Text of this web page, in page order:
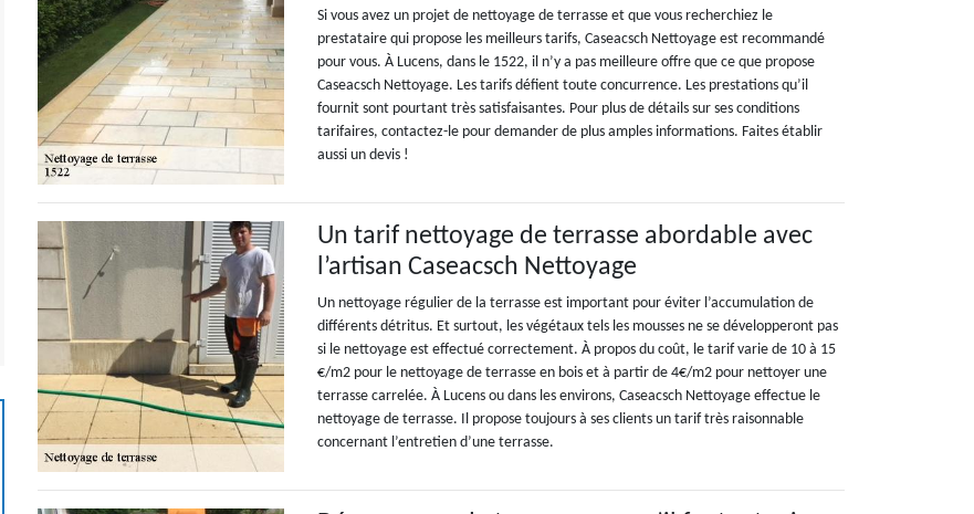
Si vous avez un projet de nettoyage de terrasse et que vous recherchiez le
prestataire qui propose les meilleurs tarifs, Caseacsch Nettoyage est recommandé
pour vous. À Lucens, dans le 1522, il n’y a pas meilleure offre que ce que propose
Caseacsch Nettoyage. Les tarifs défient toute concurrence. Les prestations qu’il
fournit sont pourtant très satisfaisantes. Pour plus de détails sur ses conditions
tarifaires, contactez-le pour demander de plus amples informations. Faites établir
aussi un devis !
Un tarif nettoyage de terrasse abordable avec
l’artisan Caseacsch Nettoyage
Un nettoyage régulier de la terrasse est important pour éviter l’accumulation de
différents détritus. Et surtout, les végétaux tels les mousses ne se développeront pas
si le nettoyage est effectué correctement. À propos du coût, le tarif varie de 10 à 15
€/m2 pour le nettoyage de terrasse en bois et à partir de 4€/m2 pour nettoyer une
terrasse carrelée. À Lucens ou dans les environs, Caseacsch Nettoyage effectue le
nettoyage de terrasse. Il propose toujours à ses clients un tarif très raisonnable
concernant l’entretien d’une terrasse.